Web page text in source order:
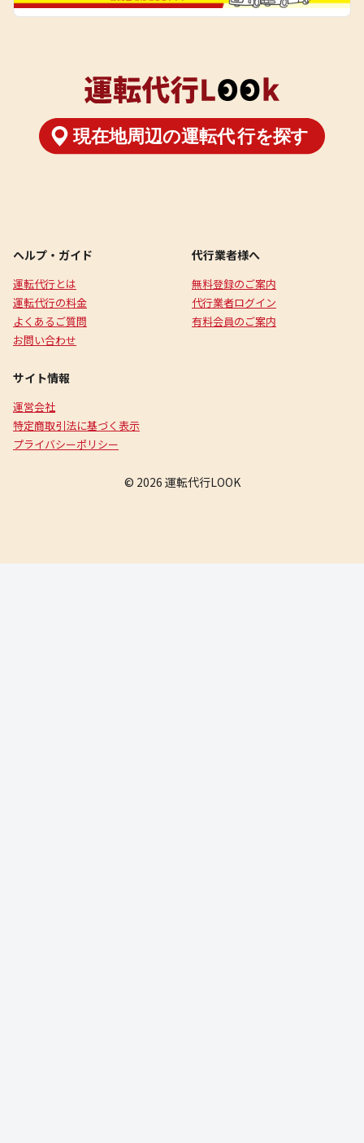
ヘルプ・ガイド
運転代行とは
運転代行の料金
よくあるご質問
お問い合わせ
代行業者様へ
無料登録のご案内
代行業者ログイン
有料会員のご案内
サイト情報
運営会社
特定商取引法に基づく表示
プライバシーポリシー
© 2026 運転代行LOOK